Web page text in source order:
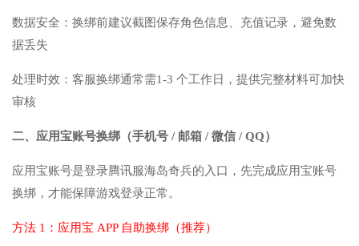
数据安全：换绑前建议截图保存角色信息、充值记录，避免数
据丢失
处理时效：客服换绑通常需1-3 个工作日，提供完整材料可加快
审核
二、应用宝账号换绑（手机号 / 邮箱 / 微信 / QQ）
应用宝账号是登录腾讯服海岛奇兵的入口，先完成应用宝账号
换绑，才能保障游戏登录正常。
方法 1：应用宝 APP 自助换绑（推荐）